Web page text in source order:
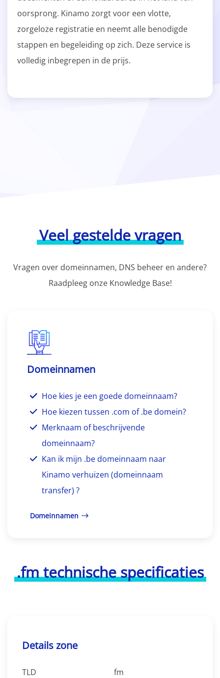
oorsprong. Kinamo zorgt voor een vlotte,
zorgeloze registratie en neemt alle benodigde
stappen en begeleiding op zich. Deze service is
volledig inbegrepen in de prijs.
Veel gestelde vragen
Vragen over domeinnamen, DNS beheer en andere?
Raadpleeg onze Knowledge Base!
Domeinnamen
Hoe kies je een goede domeinnaam?
Hoe kiezen tussen .com of .be domein?
Merknaam of beschrijvende
domeinnaam?
Kan ik mijn .be domeinnaam naar
Kinamo verhuizen (domeinnaam
transfer) ?
Domeinnamen
.fm technische specificaties
Details zone
TLD
fm